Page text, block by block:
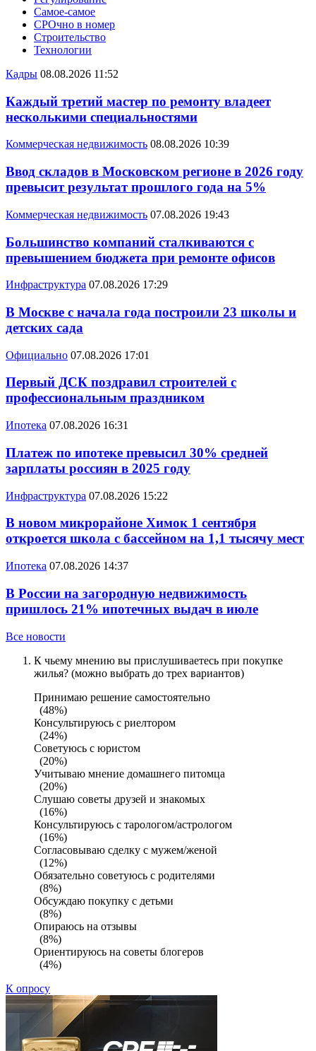
Самое-самое
СРОчно в номер
Строительство
Технологии
Кадры 08.08.2026 11:52
Каждый третий мастер по ремонту владеет
несколькими специальностями
Коммерческая недвижимость 08.08.2026 10:39
Ввод складов в Московском регионе в 2026 году
превысит результат прошлого года на 5%
Коммерческая недвижимость 07.08.2026 19:43
Большинство компаний сталкиваются с
превышением бюджета при ремонте офисов
Инфраструктура 07.08.2026 17:29
В Москве с начала года построили 23 школы и
детских сада
Официально 07.08.2026 17:01
Первый ДСК поздравил строителей с
профессиональным праздником
Ипотека 07.08.2026 16:31
Платеж по ипотеке превысил 30% средней
зарплаты россиян в 2025 году
Инфраструктура 07.08.2026 15:22
В новом микрорайоне Химок 1 сентября
откроется школа с бассейном на 1,1 тысячу мест
Ипотека 07.08.2026 14:37
В России на загородную недвижимость
пришлось 21% ипотечных выдач в июле
Все новости
К чьему мнению вы прислушиваетесь при покупке
жилья? (можно выбрать до трех вариантов)
Принимаю решение самостоятельно
(48%)
Консультируюсь с риелтором
(24%)
Советуюсь с юристом
(20%)
Учитываю мнение домашнего питомца
(20%)
Слушаю советы друзей и знакомых
(16%)
Консультируюсь с тарологом/астрологом
(16%)
Согласовываю сделку с мужем/женой
(12%)
Обязательно советуюсь с родителями
(8%)
Обсуждаю покупку с детьми
(8%)
Опираюсь на отзывы
(8%)
Ориентируюсь на советы блогеров
(4%)
К опросу